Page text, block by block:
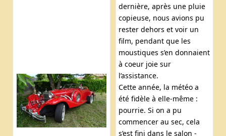
dernière, après une pluie
copieuse, nous avions pu
rester dehors et voir un
film, pendant que les
moustiques s’en donnaient
à coeur joie sur
l’assistance.
Cette année, la météo a
été fidèle à elle-même :
pourrie. Si on a pu
commencer au sec, cela
s’est fini dans le salon -